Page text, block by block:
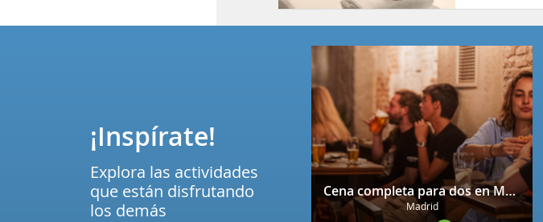
Cena completa para dos en Mendrugo con cerveza artesana incluida
Madrid
¡Inspírate!
Explora las actividades
que están disfrutando
los demás